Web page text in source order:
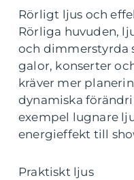
Rörligt ljus och
Rörliga huvuden,
och dimmerstyrda
galor, konserter
kräver mer
dynamiska
exempel lugnare
energieffekt till
Praktiskt ljus